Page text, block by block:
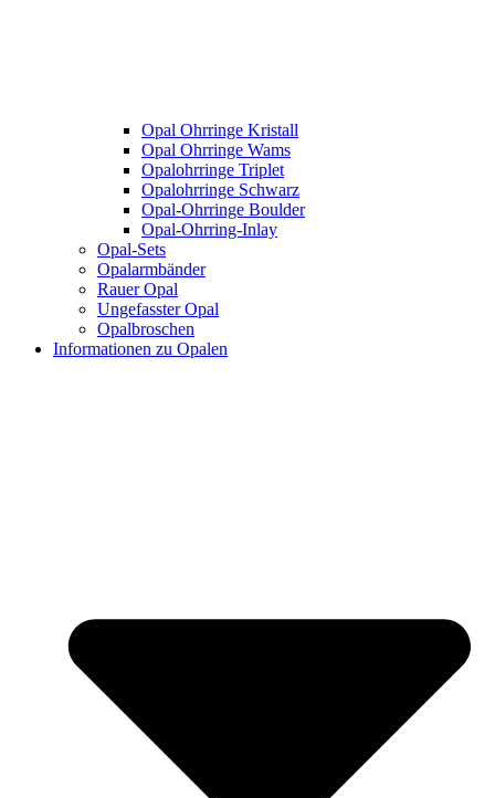
Opal Ohrringe Kristall
Opal Ohrringe Wams
Opalohrringe Triplet
Opalohrringe Schwarz
Opal-Ohrringe Boulder
Opal-Ohrring-Inlay
Opal-Sets
Opalarmbänder
Rauer Opal
Ungefasster Opal
Opalbroschen
Informationen zu Opalen